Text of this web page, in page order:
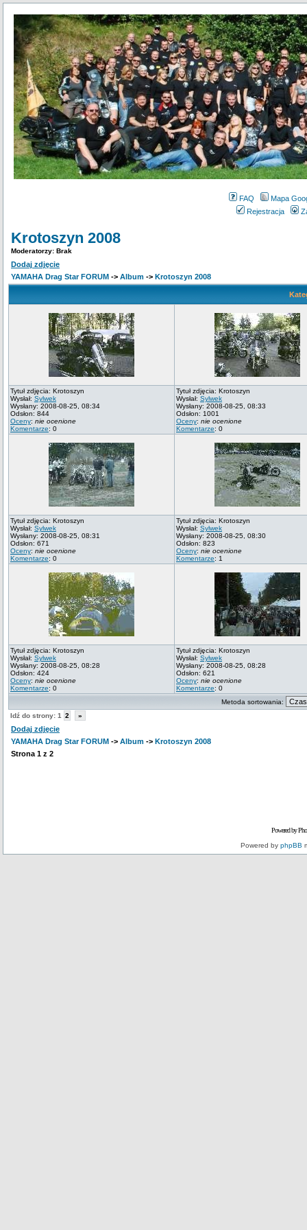
FAQ
Mapa
Rejestracja
Krotoszyn 2008
Moderatorzy: Brak
Dodaj zdjęcie
YAMAHA Drag Star FORUM -> Album -> Krotoszyn 2008
Tytuł zdjęcia: Krotoszyn
Wysłał: Sylwek
Wysłany: 2008-08-25, 08:34
Odsłon: 844
Oceny: nie ocenione
Komentarze: 0
Tytuł zdjęcia: Krotoszyn
Wysłał: Sylwek
Wysłany: 2008-08-25, 08:33
Odsłon: 1001
Oceny: nie ocenione
Komentarze: 0
Tytuł zdjęcia: Krotoszyn
Wysłał: Sylwek
Wysłany: 2008-08-25, 08:31
Odsłon: 671
Oceny: nie ocenione
Komentarze: 0
Tytuł zdjęcia: Krotoszyn
Wysłał: Sylwek
Wysłany: 2008-08-25, 08:30
Odsłon: 823
Oceny: nie ocenione
Komentarze: 1
Tytuł zdjęcia: Krotoszyn
Wysłał: Sylwek
Wysłany: 2008-08-25, 08:28
Odsłon: 424
Oceny: nie ocenione
Komentarze: 0
Tytuł zdjęcia: Krotoszyn
Wysłał: Sylwek
Wysłany: 2008-08-25, 08:28
Odsłon: 621
Oceny: nie ocenione
Komentarze: 0
Metoda sortowania:
Idź do strony: 1 2 »
Dodaj zdjęcie
YAMAHA Drag Star FORUM -> Album -> Krotoszyn 2008
Strona 1 z 2
Powered by
Powered by phpBB